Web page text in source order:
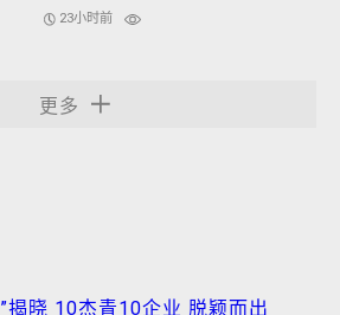
23小时前
更多